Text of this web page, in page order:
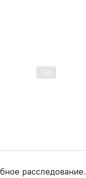
расследование.